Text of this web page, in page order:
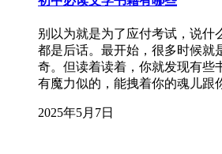
别以为就是为了应付考试，说什
都是后话。最开始，很多时候就
奇。但读着读着，你就发现有些
有魔力似的，能拽着你的魂儿跟
2025年5月7日